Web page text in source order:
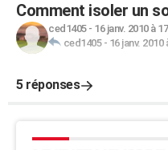
Comment isoler un
ced1405- 16 janv. 2010 à
ced1405- 16 janv. 2010
5 réponses